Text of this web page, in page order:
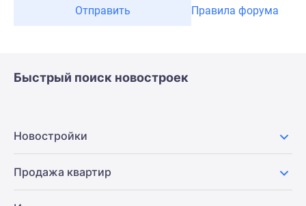
Отправить Правила форума
Быстрый поиск новостроек
Новостройки
Продажа квартир